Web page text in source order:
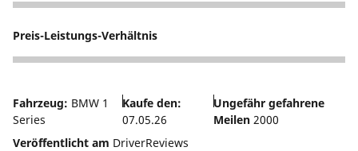
5
Preis-Leistungs-Verhältnis
5
Fahrzeug: BMW 1
Series
Kaufe den:
07.05.26
Ungefähr gefahrene
Meilen 2000
Veröffentlicht am DriverReviews